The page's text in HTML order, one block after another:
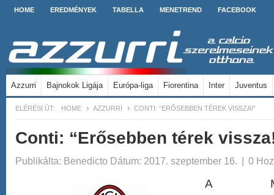
HOME EREDMÉNYEK TABELLA MENETREND FACEBOOK
Azzurri Bajnokok Ligája Európa-liga Fiorentina Inter Juventus
ELÉRÉSI ÚT: HOME AZZURRI CONTI: “ERŐSEBBEN TÉREK VISSZA!”
Conti: “Erősebben térek
Publikálta: Benedicto Dátum: 2017. szeptember 16. | 0
A